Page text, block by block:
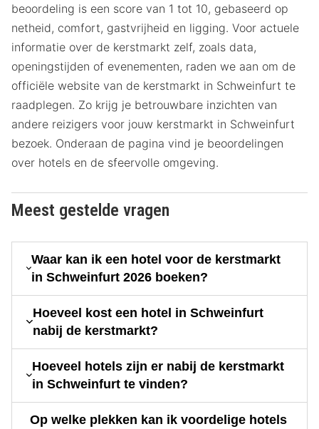
beoordeling is een score van 1 tot 10, gebaseerd op
netheid, comfort, gastvrijheid en ligging. Voor actuele
informatie over de kerstmarkt zelf, zoals data,
openingstijden of evenementen, raden we aan om de
officiële website van de kerstmarkt in Schweinfurt te
raadplegen. Zo krijg je betrouwbare inzichten van
andere reizigers voor jouw kerstmarkt in Schweinfurt
bezoek. Onderaan de pagina vind je beoordelingen
over hotels en de sfeervolle omgeving.
Meest gestelde vragen
Waar kan ik een hotel voor de kerstmarkt
in Schweinfurt 2026 boeken?
Hoeveel kost een hotel in Schweinfurt
nabij de kerstmarkt?
Hoeveel hotels zijn er nabij de kerstmarkt
in Schweinfurt te vinden?
Op welke plekken kan ik voordelige hotels